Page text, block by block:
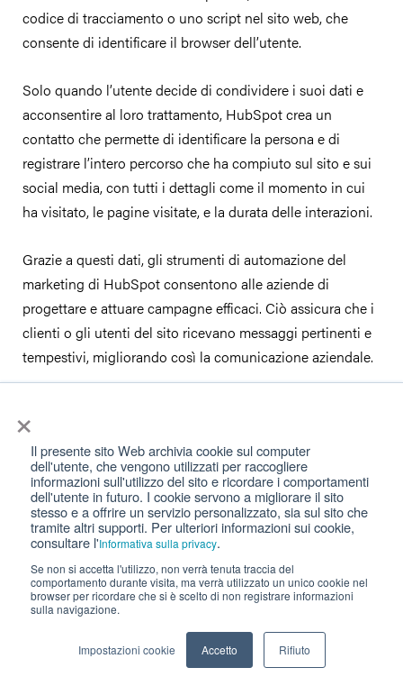
×
Il presente sito Web archivia cookie sul computer
dell'utente, che vengono utilizzati per raccogliere
informazioni sull'utilizzo del sito e ricordare i comportamenti
dell'utente in futuro. I cookie servono a migliorare il sito
stesso e a offrire un servizio personalizzato, sia sul sito che
tramite altri supporti. Per ulteriori informazioni sui cookie,
consultare l'Informativa sulla privacy.
Se non si accetta l'utilizzo, non verrà tenuta traccia del
comportamento durante visita, ma verrà utilizzato un unico cookie nel
browser per ricordare che si è scelto di non registrare informazioni
sulla navigazione.
Impostazioni cookie Accetto Rifiuto
codice di tracciamento o uno script nel sito web, che
consente di identificare il browser dell’utente.
Solo quando l’utente decide di condividere i suoi dati e
acconsentire al loro trattamento, HubSpot crea un
contatto che permette di identificare la persona e di
registrare l’intero percorso che ha compiuto sul sito e sui
social media, con tutti i dettagli come il momento in cui
ha visitato, le pagine visitate, e la durata delle interazioni.
Grazie a questi dati, gli strumenti di automazione del
marketing di HubSpot consentono alle aziende di
progettare e attuare campagne efficaci. Ciò assicura che i
clienti o gli utenti del sito ricevano messaggi pertinenti e
tempestivi, migliorando così la comunicazione aziendale.
monitoraggio dei social media e delle attività di SEO.
Questi strumenti aiutano le aziende a comunicare
efficacemente con i clienti attraverso diversi canali e a
migliorare la loro visibilità online. La piattaforma consente
anche di gestire il servizio clienti, compresi i ticket di
supporto, le chat live e i chatbot, il che contribuisce a
rispondere prontamente alle richieste e a migliorare la
soddisfazione del cliente.